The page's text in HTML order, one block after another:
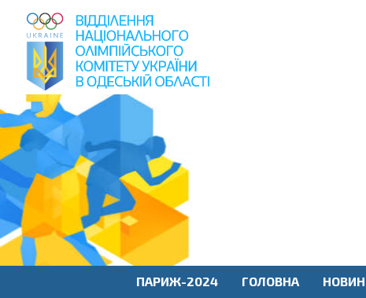
пошук
по
сайту
ПАРИЖ-2024 ГОЛОВНА